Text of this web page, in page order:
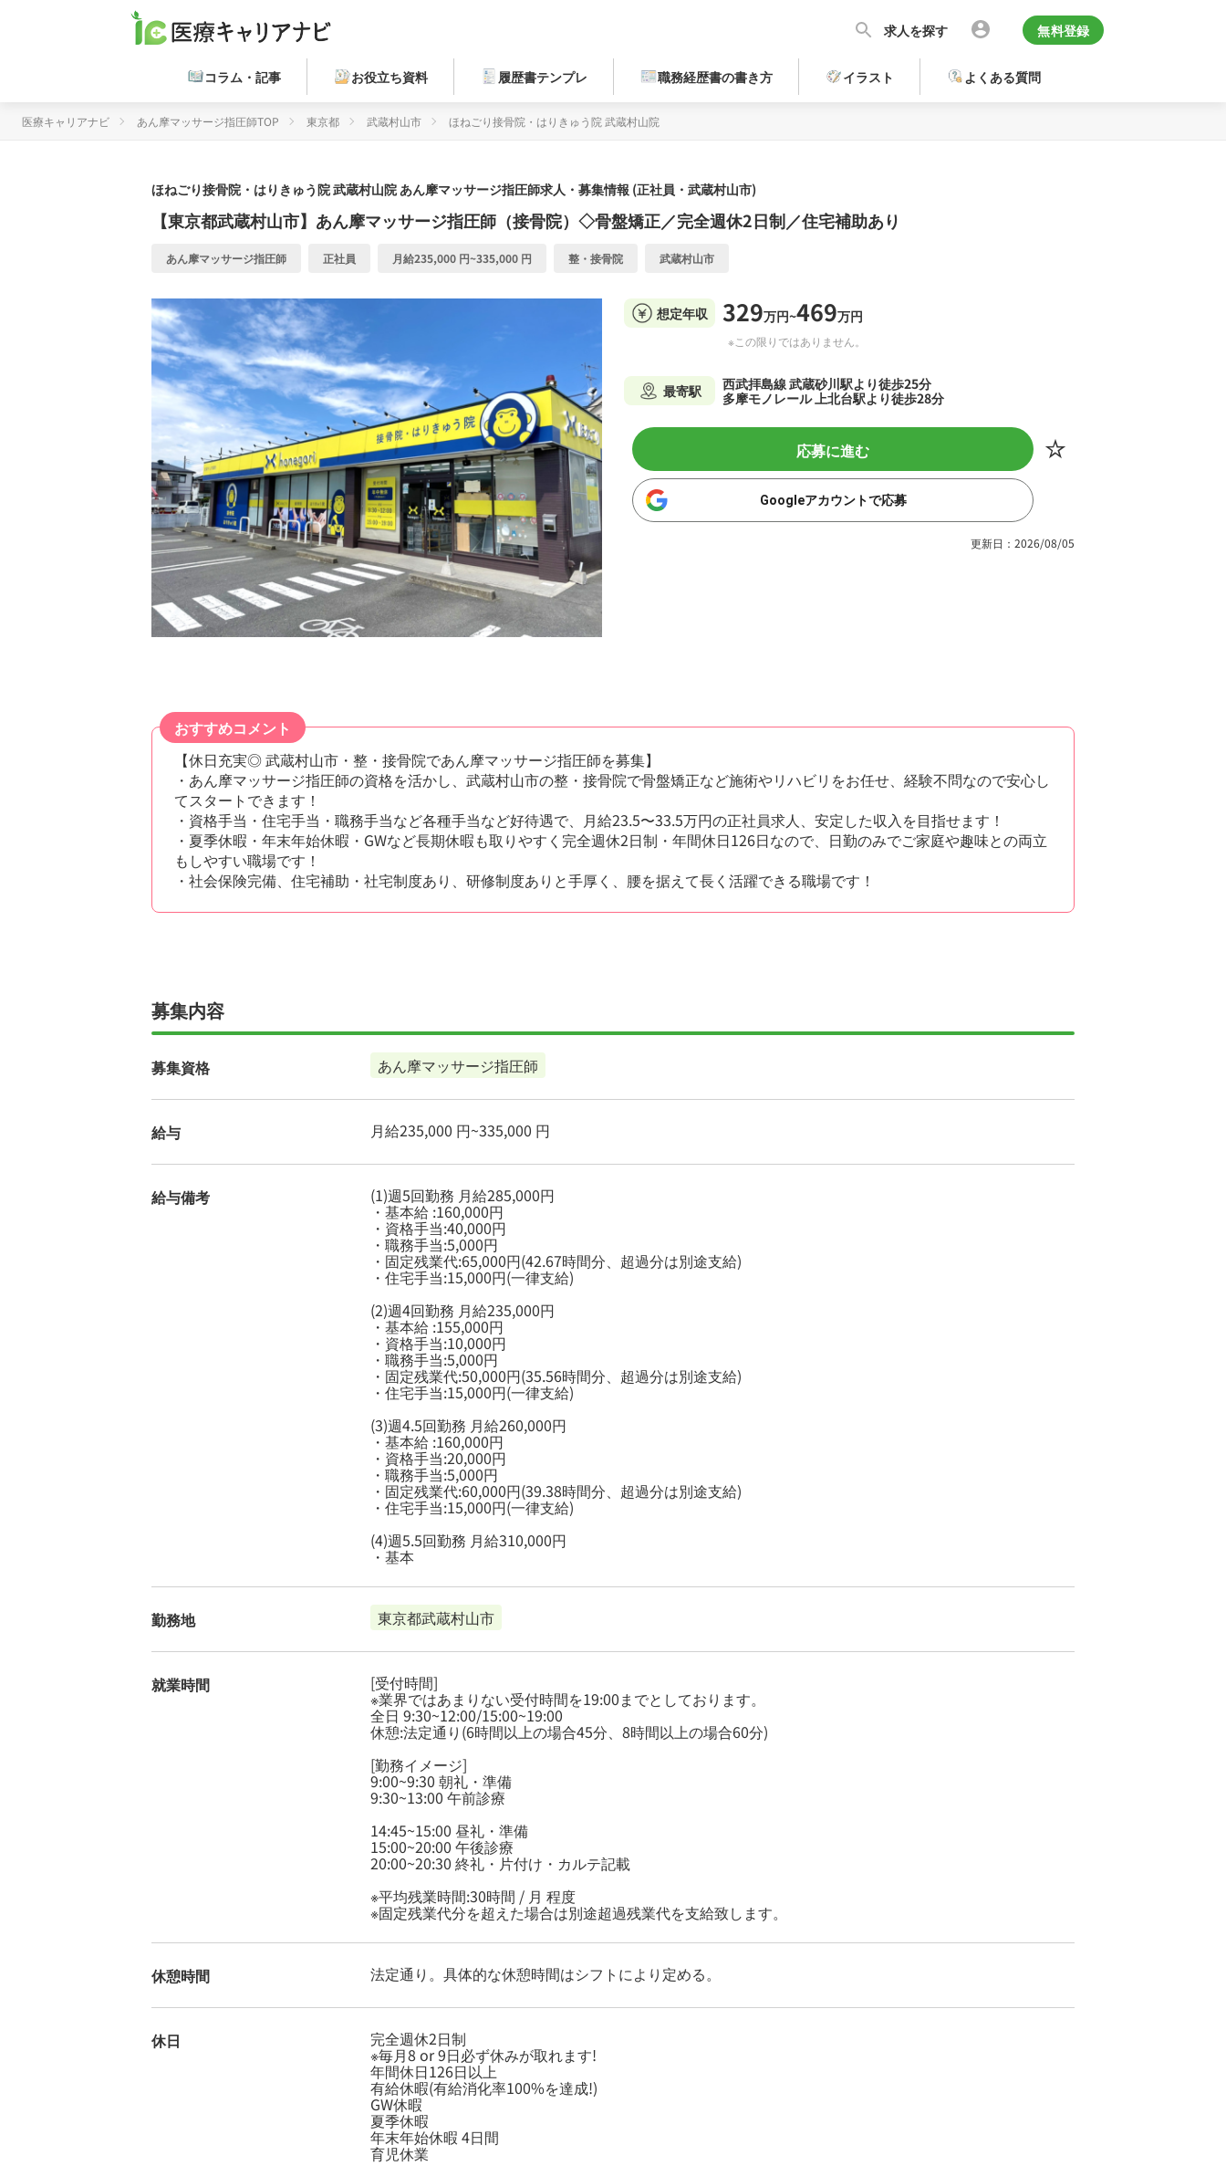
求人を探す 無料登録
コラム・記事 お役立ち資料 履歴書テンプレ 職務経歴書の書き方 イラスト よくある質問
医療キャリアナビ あん摩マッサージ指圧師TOP 東京都 武蔵村山市 ほねごり接骨院・はりきゅう院 武蔵村山院
ほねごり接骨院・はりきゅう院 武蔵村山院あん摩マッサージ指圧師求人・募集情報 (正社員・武蔵村山市)
【東京都武蔵村山市】あん摩マッサージ指圧師（接骨院）◇骨盤矯正／完全週休2日制／住宅補助あり
あん摩マッサージ指圧師 正社員 月給235,000 円~335,000 円 整・接骨院 武蔵村山市
想定年収 329万円~469万円
※この限りではありません。
最寄駅
西武拝島線 武蔵砂川駅より徒歩25分
多摩モノレール 上北台駅より徒歩28分
応募に進む
Googleアカウントで応募
更新日：2026/08/05
おすすめコメント
【休日充実◎ 武蔵村山市・整・接骨院であん摩マッサージ指圧師を募集】
・あん摩マッサージ指圧師の資格を活かし、武蔵村山市の整・接骨院で骨盤矯正など施術やリハビリをお任せ、経験不問なので安心し
てスタートできます！
・資格手当・住宅手当・職務手当など各種手当など好待遇で、月給23.5〜33.5万円の正社員求人、安定した収入を目指せます！
・夏季休暇・年末年始休暇・GWなど長期休暇も取りやすく完全週休2日制・年間休日126日なので、日勤のみでご家庭や趣味との両立
もしやすい職場です！
・社会保険完備、住宅補助・社宅制度あり、研修制度ありと手厚く、腰を据えて長く活躍できる職場です！
募集内容
募集資格 あん摩マッサージ指圧師
給与 月給235,000 円~335,000 円
給与備考 (1)週5回勤務 月給285,000円
・基本給 :160,000円
・資格手当:40,000円
・職務手当:5,000円
・固定残業代:65,000円(42.67時間分、超過分は別途支給)
・住宅手当:15,000円(一律支給)
(2)週4回勤務 月給235,000円
・基本給 :155,000円
・資格手当:10,000円
・職務手当:5,000円
・固定残業代:50,000円(35.56時間分、超過分は別途支給)
・住宅手当:15,000円(一律支給)
(3)週4.5回勤務 月給260,000円
・基本給 :160,000円
・資格手当:20,000円
・職務手当:5,000円
・固定残業代:60,000円(39.38時間分、超過分は別途支給)
・住宅手当:15,000円(一律支給)
(4)週5.5回勤務 月給310,000円
・基本
勤務地 東京都武蔵村山市
就業時間 [受付時間]
※業界ではあまりない受付時間を19:00までとしております。
全日 9:30~12:00/15:00~19:00
休憩:法定通り(6時間以上の場合45分、8時間以上の場合60分)
[勤務イメージ]
9:00~9:30 朝礼・準備
9:30~13:00 午前診療
14:45~15:00 昼礼・準備
15:00~20:00 午後診療
20:00~20:30 終礼・片付け・カルテ記載
※平均残業時間:30時間 / 月 程度
※固定残業代分を超えた場合は別途超過残業代を支給致します。
休憩時間 法定通り。具体的な休憩時間はシフトにより定める。
休日 完全週休2日制
※毎月8 or 9日必ず休みが取れます!
年間休日126日以上
有給休暇(有給消化率100%を達成!)
GW休暇
夏季休暇
年末年始休暇 4日間
育児休業